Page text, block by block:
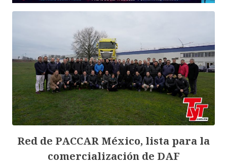
Red de PACCAR México, lista para la
comercialización de DAF